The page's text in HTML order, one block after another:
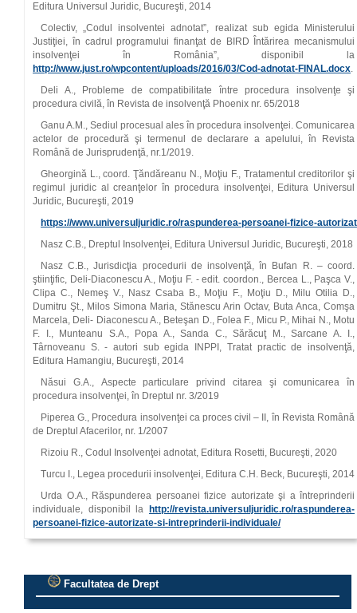
Editura Universul Juridic, Bucureşti, 2014
Colectiv, „Codul insolventei adnotat”, realizat sub egida Ministerului
Justiţiei, în cadrul programului finanţat de BIRD Întărirea mecanismului
insolvenţei în România”, disponibil la
http://www.just.ro/wpcontent/uploads/2016/03/Cod‑adnotat‑FINAL.docx.
Deli A., Probleme de compatibilitate între procedura insolvenţe şi
procedura civilă, în Revista de insolvenţă Phoenix nr. 65/2018
Ganu A.M., Sediul procesual ales în procedura insolvenţei. Comunicarea
actelor de procedură şi termenul de declarare a apelului, în Revista
Română de Jurisprudenţă, nr.1/2019.
Gheorgină L., coord. Ţăndăreanu N., Moţiu F., Tratamentul creditorilor şi
regimul juridic al creanţelor în procedura insolvenţei, Editura Universul
Juridic, Bucureşti, 2019
https://www.universuljuridic.ro/
Nasz C.B., Dreptul Insolvenţei, Editura Universul Juridic, Bucureşti, 2018
Nasz C.B., Jurisdicţia procedurii de insolvenţă, în Bufan R. – coord.
ştiinţific, Deli‑Diaconescu A., Moţiu F. ‑ edit. coordon., Bercea L., Paşca V.,
Clipa C., Nemeş V., Nasz Csaba B., Moţiu F., Moţiu D., Milu Otilia D.,
Dumitru Şt., Milos Simona Maria, Stănescu Arin Octav, Buta Anca, Comşa
Marcela, Deli‑ Diaconescu A., Beteşan D., Folea F., Micu P., Mihai N., Motu
F. I., Munteanu S.A., Popa A., Sanda C., Sărăcuţ M., Sarcane A. I.,
Târnoveanu S. ‑ autori sub egida INPPI, Tratat practic de insolvenţă,
Editura Hamangiu, Bucureşti, 2014
Năsui G.A., Aspecte particulare privind citarea şi comunicarea în
procedura insolvenţei, în Dreptul nr. 3/2019
Piperea G., Procedura insolvenţei ca proces civil – II, în Revista Română
de Dreptul Afacerilor, nr. 1/2007
Rizoiu R., Codul Insolvenţei adnotat, Editura Rosetti, Bucureşti, 2020
Turcu I., Legea procedurii insolvenţei, Editura C.H. Beck, Bucureşti, 2014
Urda O.A., Răspunderea persoanei fizice autorizate şi a întreprinderii
individuale, disponibil la
http://revista.universuljuridic.ro/raspunderea-
persoanei-fizice-autorizate-si-intreprinderii-individuale/
Facultatea de Drept